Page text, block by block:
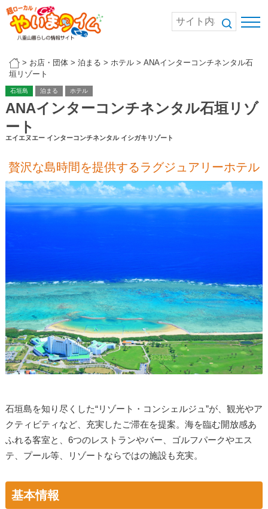
> お店・団体> 泊まる > ホテル> ANAインターコンチネンタル石
垣リゾート
石垣島 泊まる ホテル
ANAインターコンチネンタル石垣リゾ
ート
エイエヌエー インターコンチネンタル イシガキリゾート
贅沢な島時間を提供するラグジュアリーホテル
石垣島を知り尽くした“リゾート・コンシェルジュ”が、観光やア
クティビティなど、充実したご滞在を提案。海を臨む開放感あ
ふれる客室と、6つのレストランやバー、ゴルフパークやエス
テ、プール等、リゾートならではの施設も充実。
基本情報